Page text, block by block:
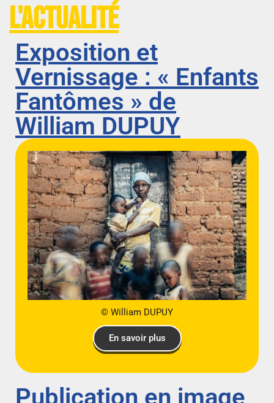
L'actualité
Exposition et
Vernissage : « Enfants
Fantômes » de
William DUPUY
© William DUPUY
En savoir plus